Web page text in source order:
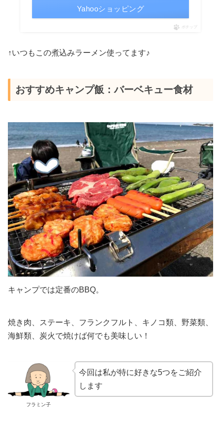
Yahooショッピング
ポチップ
↑いつもこの煮込みラーメン使ってます♪
おすすめキャンプ飯：バーベキュー食材
キャンプでは定番のBBQ。
焼き肉、ステーキ、フランクフルト、キノコ類、野菜類、
海鮮類、炭火で焼けば何でも美味しい！
フラミン子
今回は私が特に好きな5つをご紹介
します